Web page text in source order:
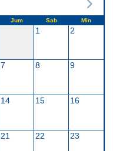
Jum Sab Min
1 2
7 8 9
14 15 16
21 22 23